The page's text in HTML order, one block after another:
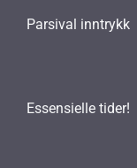
Parsival inntrykk
Essensielle tider!